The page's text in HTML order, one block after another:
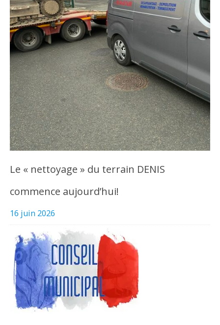
Le « nettoyage » du terrain DENIS
commence aujourd’hui!
16 juin 2026